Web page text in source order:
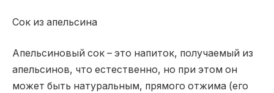
Сок из апельсина
Апельсиновый сок – это напиток, получаемый из
апельсинов, что естественно, но при этом он
может быть натуральным, прямого отжима (его